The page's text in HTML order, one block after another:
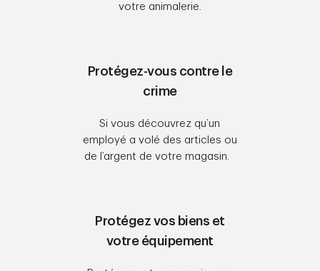
votre animalerie.
Protégez-vous contre le
crime
Si vous découvrez qu’un
employé a volé des articles ou
de l’argent de votre magasin.
Protégez vos biens et
votre équipement